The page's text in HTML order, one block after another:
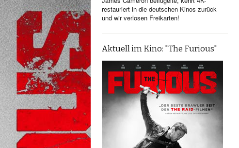
restauriert in die deutschen Kinos zurück
und wir verlosen Freikarten!
Aktuell im Kino: "The Furious"